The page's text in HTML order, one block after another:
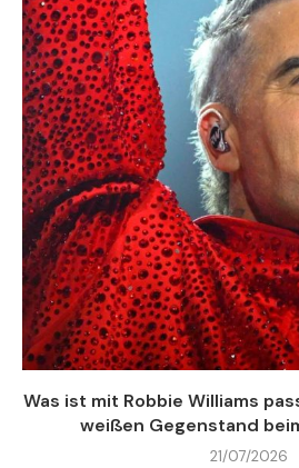
Was ist mit Robbie Williams
weißen Gegenstand
21/07/2026